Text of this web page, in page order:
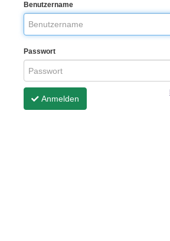
Benutzername
Passwort
Anmelden